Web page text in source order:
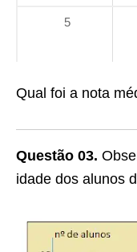
5
Qual foi a nota
Questão 03.
idade dos alunos